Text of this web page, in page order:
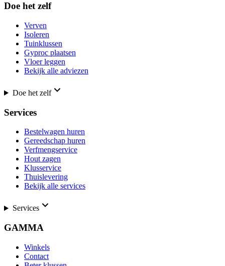
Doe het zelf
Verven
Isoleren
Tuinklussen
Gyproc plaatsen
Vloer leggen
Bekijk alle adviezen
Doe het zelf
Services
Bestelwagen huren
Gereedschap huren
Verfmengservice
Hout zagen
Klusservice
Thuislevering
Bekijk alle services
Services
GAMMA
Winkels
Contact